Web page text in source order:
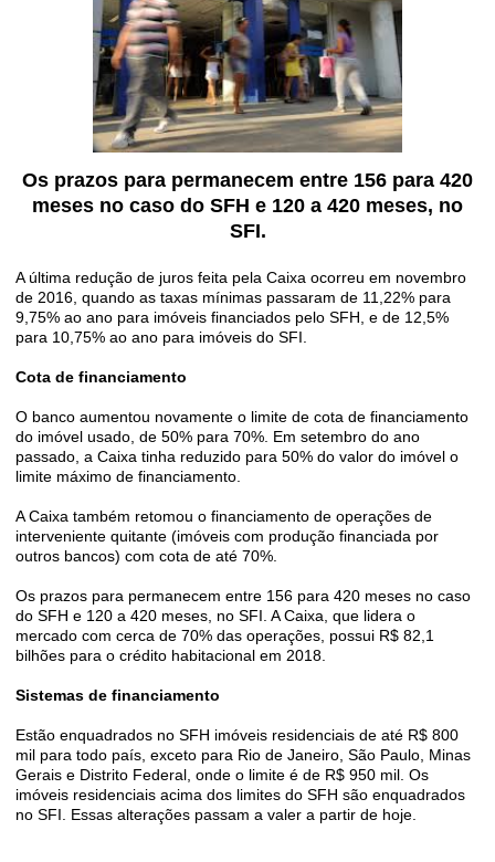
Os prazos para permanecem entre 156 para 420
meses no caso do SFH e 120 a 420 meses, no
SFI.
A última redução de juros feita pela Caixa ocorreu em novembro
de 2016, quando as taxas mínimas passaram de 11,22% para
9,75% ao ano para imóveis financiados pelo SFH, e de 12,5%
para 10,75% ao ano para imóveis do SFI.
Cota de financiamento
O banco aumentou novamente o limite de cota de financiamento
do imóvel usado, de 50% para 70%. Em setembro do ano
passado, a Caixa tinha reduzido para 50% do valor do imóvel o
limite máximo de financiamento.
A Caixa também retomou o financiamento de operações de
interveniente quitante (imóveis com produção financiada por
outros bancos) com cota de até 70%.
Os prazos para permanecem entre 156 para 420 meses no caso
do SFH e 120 a 420 meses, no SFI. A Caixa, que lidera o
mercado com cerca de 70% das operações, possui R$ 82,1
bilhões para o crédito habitacional em 2018.
Sistemas de financiamento
Estão enquadrados no SFH imóveis residenciais de até R$ 800
mil para todo país, exceto para Rio de Janeiro, São Paulo, Minas
Gerais e Distrito Federal, onde o limite é de R$ 950 mil. Os
imóveis residenciais acima dos limites do SFH são enquadrados
no SFI. Essas alterações passam a valer a partir de hoje.